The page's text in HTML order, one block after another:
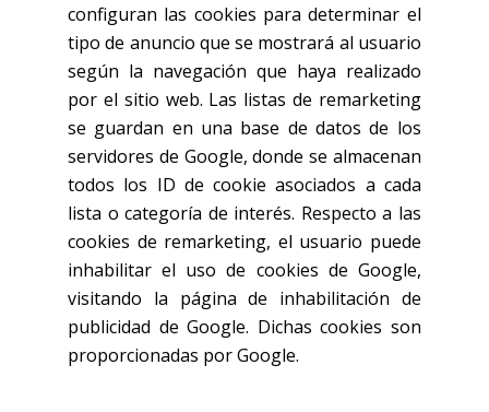
configuran las cookies para determinar el
tipo de anuncio que se mostrará al usuario
según la navegación que haya realizado
por el sitio web. Las listas de remarketing
se guardan en una base de datos de los
servidores de Google, donde se almacenan
todos los ID de cookie asociados a cada
lista o categoría de interés. Respecto a las
cookies de remarketing, el usuario puede
inhabilitar el uso de cookies de Google,
visitando la página de inhabilitación de
publicidad de Google. Dichas cookies son
proporcionadas por Google.